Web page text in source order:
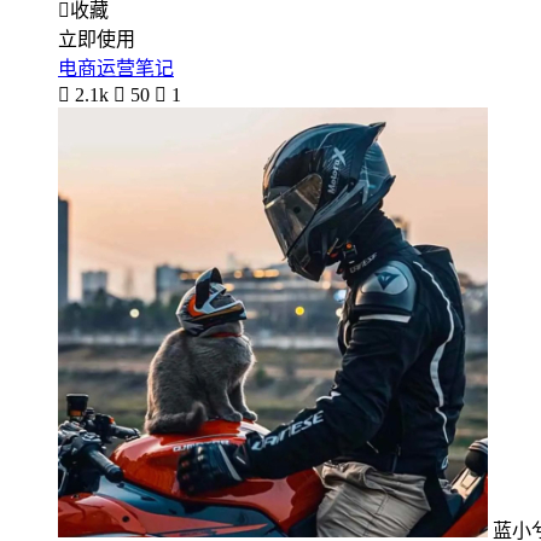
收藏
立即使用
电商运营笔记
 2.1k  50  1
蓝小